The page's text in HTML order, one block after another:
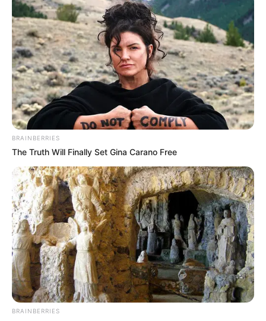
BRAINBERRIES
The Truth Will Finally Set Gina Carano Free
BRAINBERRIES